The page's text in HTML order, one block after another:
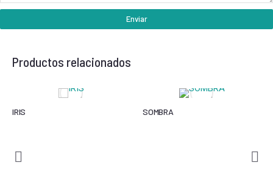
Enviar
Productos relacionados
IRIS SOMBRA